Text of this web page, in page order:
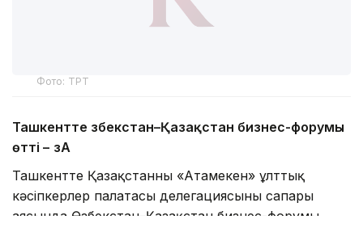
Ташкентте Өзбекстан–Қазақстан бизнес-форумы
өтті –
Ташкентте Қазақстанның «Атамекен» ұлттық
кәсіпкерлер палатасы делегациясының сапары